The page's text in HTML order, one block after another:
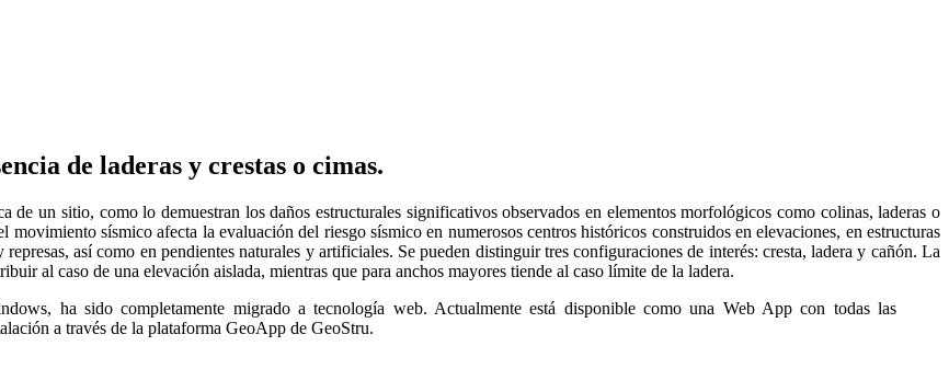
de laderas y crestas o cimas.
un sitio, como lo demuestran los daños estructurales significativos observados en elementos morfológicos como colinas, laderas o
sísmico afecta la evaluación del riesgo sísmico en numerosos centros históricos construidos en elevaciones, en estructuras
así como en pendientes naturales y artificiales. Se pueden distinguir tres configuraciones de interés: cresta, ladera y cañón. La
al caso de una elevación aislada, mientras que para anchos mayores tiende al caso límite de la ladera.
ha sido completamente migrado a tecnología web. Actualmente está disponible como una Web App con todas las
a través de la plataforma GeoApp de GeoStru.